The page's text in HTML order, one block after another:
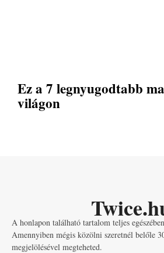
Ez a 7 legnyugodtabb
világon
A honlapon található tartalom teljes
Amennyiben mégis közölni szeretnél belőle
megjelölésével megteheted.